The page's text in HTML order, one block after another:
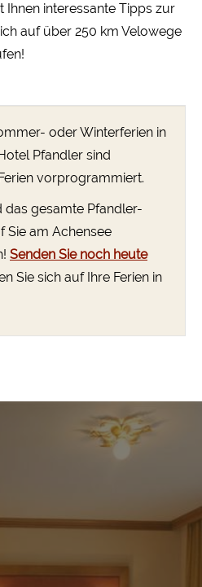
interessante Tipps zur
auf über 250 km Velowege
oder Winterferien in
Pfandler sind
vorprogrammiert.
das gesamte Pfandler-
Sie am Achensee
Senden Sie noch heute
Sie sich auf Ihre Ferien in